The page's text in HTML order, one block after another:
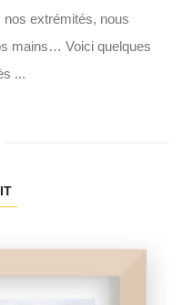
nos extrémités, nous
mains… Voici quelques
...